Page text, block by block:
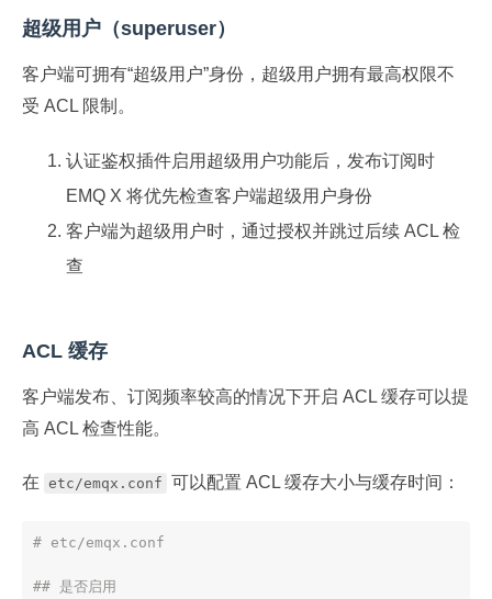
超级用户（superuser）
客户端可拥有“超级用户”身份，超级用户拥有最高权限不
受 ACL 限制。
认证鉴权插件启用超级用户功能后，发布订阅时
EMQ X 将优先检查客户端超级用户身份
客户端为超级用户时，通过授权并跳过后续 ACL 检
查
ACL 缓存
客户端发布、订阅频率较高的情况下开启 ACL 缓存可以提
高 ACL 检查性能。
在 etc/emqx.conf 可以配置 ACL 缓存大小与缓存时间：
# etc/emqx.conf
## 是否启用